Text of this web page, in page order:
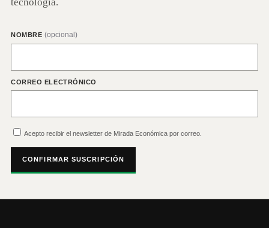
NOMBRE (opcional)
CORREO ELECTRÓNICO
Acepto recibir el newsletter de Mirada Económica por correo.
CONFIRMAR SUSCRIPCIÓN